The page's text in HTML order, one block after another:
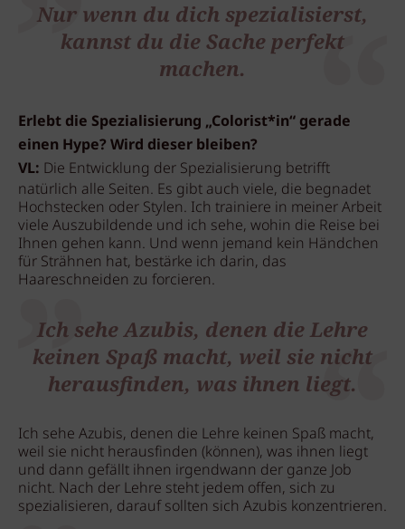
Nur wenn du dich spezialisierst,
kannst du die Sache perfekt
machen.
Erlebt die Spezialisierung „Colorist*in“ gerade
einen Hype? Wird dieser bleiben?
VL: Die Entwicklung der Spezialisierung betrifft
natürlich alle Seiten. Es gibt auch viele, die begnadet
Hochstecken oder Stylen. Ich trainiere in meiner Arbeit
viele Auszubildende und ich sehe, wohin die Reise bei
Ihnen gehen kann. Und wenn jemand kein Händchen
für Strähnen hat, bestärke ich darin, das
Haareschneiden zu forcieren.
Ich sehe Azubis, denen die Lehre
keinen Spaß macht, weil sie nicht
herausfinden, was ihnen liegt.
Ich sehe Azubis, denen die Lehre keinen Spaß macht,
weil sie nicht herausfinden (können), was ihnen liegt
und dann gefällt ihnen irgendwann der ganze Job
nicht. Nach der Lehre steht jedem offen, sich zu
spezialisieren, darauf sollten sich Azubis konzentrieren.